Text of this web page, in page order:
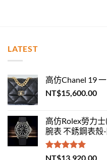
LATEST
高仿Chanel 19
NT$15,600.00
高仿Rolex勞力
腕表 不銹鋼表
評分5.00
NT$13,920.00